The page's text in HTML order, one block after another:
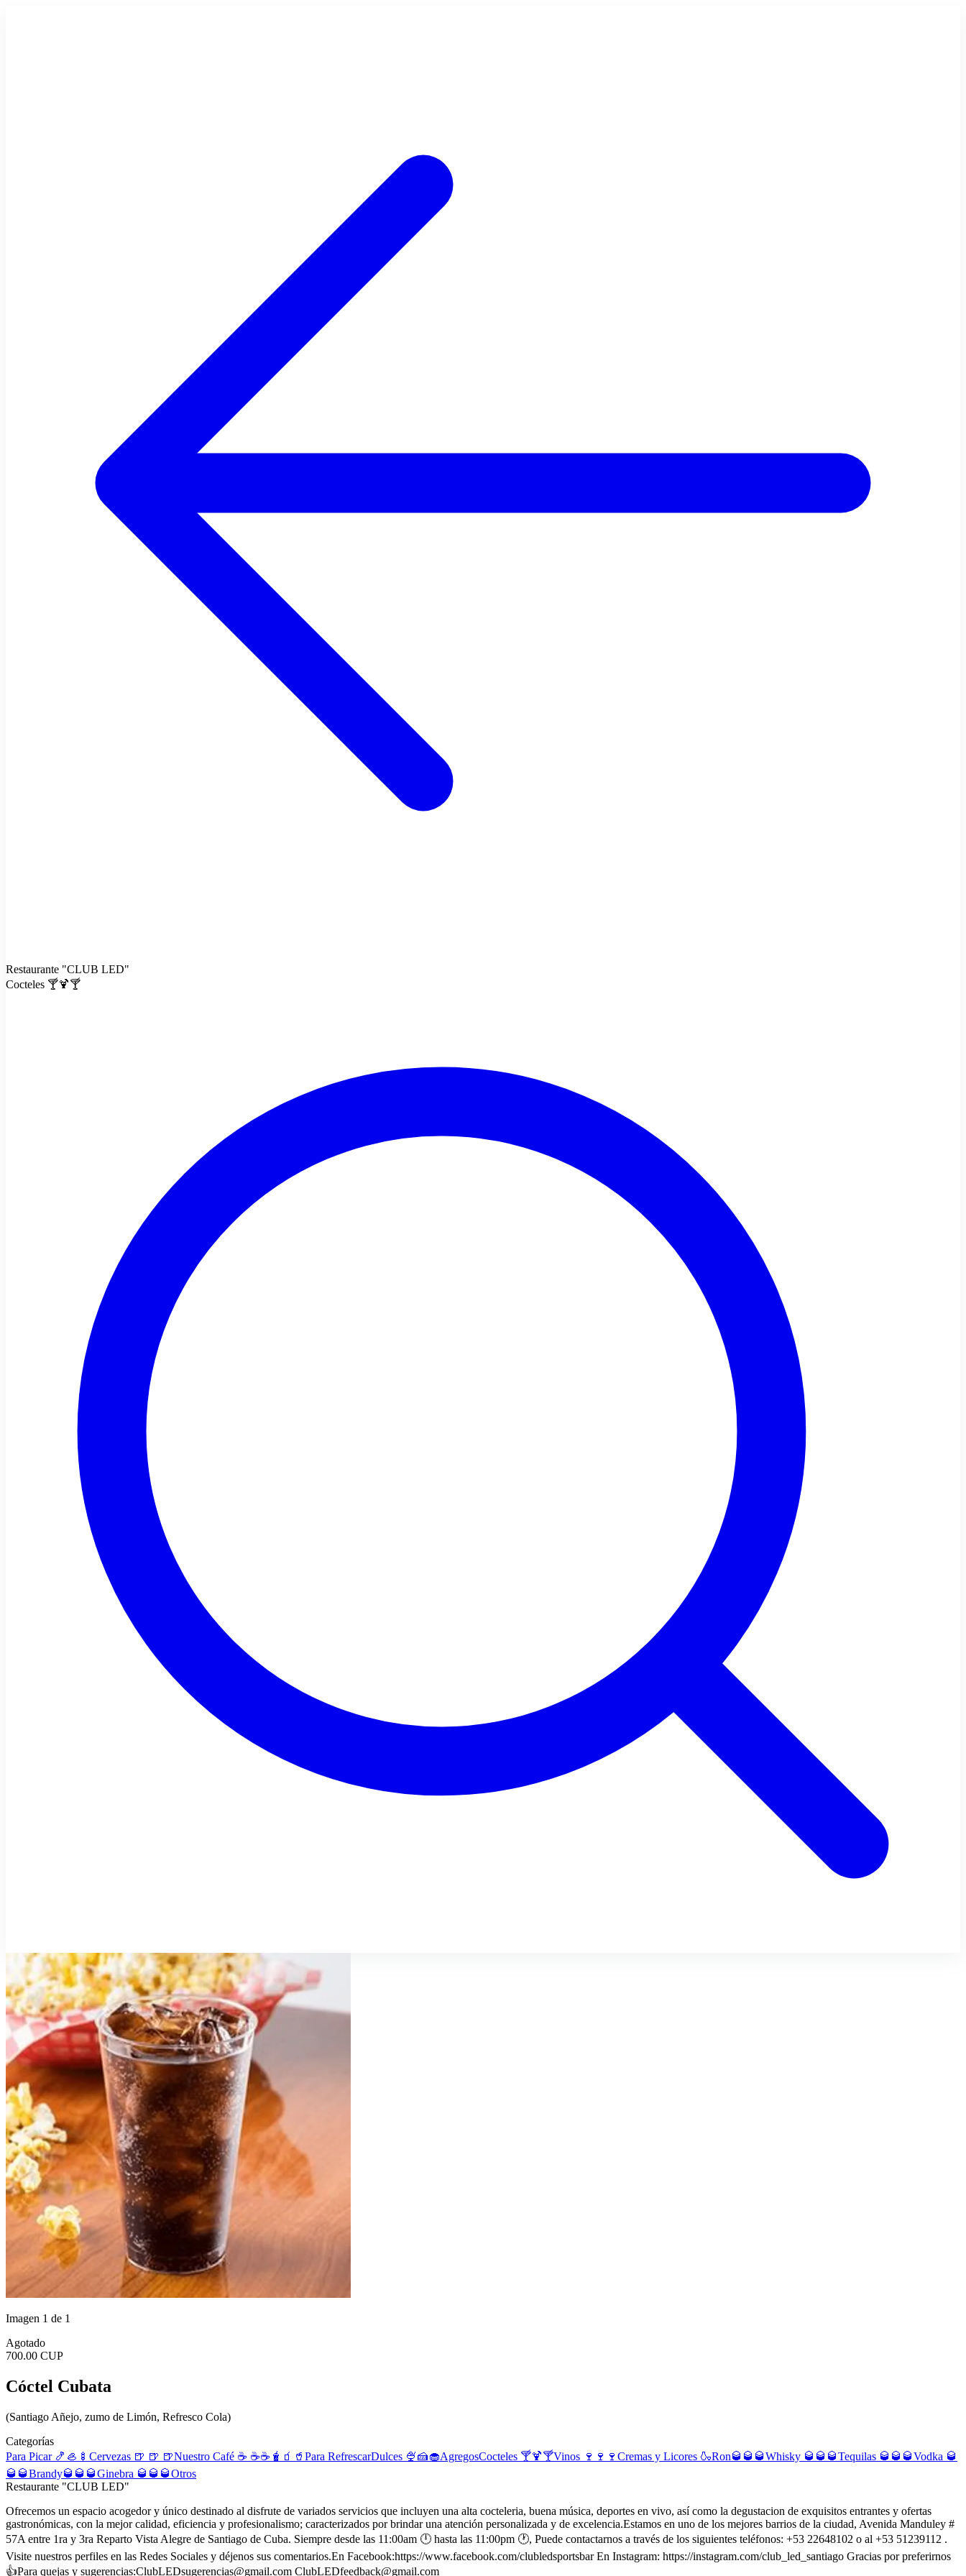
Restaurante "CLUB LED"
Cocteles 🍸🍹🍸
Imagen 1 de 1
Agotado
700.00 CUP
Cóctel Cubata
(Santiago Añejo, zumo de Limón, Refresco Cola)
Categorías
Para Picar 🍤🦪🍢 Cervezas 🍺 🍺 🍺Nuestro Café ☕️ ☕️☕️ 🧋🧃🥤Para RefrescarDulces 🍨🍰🧁AgregosCocteles 🍸🍹🍸Vinos 🍷🍷🍷 Cremas y Licores 🍶Ron🥃🥃🥃Whisky 🥃🥃🥃Tequilas 🥃🥃🥃Vodka 🥃
🥃🥃Brandy🥃🥃🥃Ginebra 🥃🥃🥃Otros
Restaurante "CLUB LED"
Ofrecemos un espacio acogedor y único destinado al disfrute de variados servicios que incluyen una alta cocteleria, buena música, deportes en vivo, así como la degustacion de exquisitos entrantes y ofertas
gastronómicas, con la mejor calidad, eficiencia y profesionalismo; caracterizados por brindar una atención personalizada y de excelencia.Estamos en uno de los mejores barrios de la ciudad, Avenida Manduley #
57A entre 1ra y 3ra Reparto Vista Alegre de Santiago de Cuba. Siempre desde las 11:00am 🕛 hasta las 11:00pm 🕐, Puede contactarnos a través de los siguientes teléfonos: +53 22648102 o al +53 51239112 .
Visite nuestros perfiles en las Redes Sociales y déjenos sus comentarios.En Facebook:https://www.facebook.com/clubledsportsbar En Instagram: https://instagram.com/club_led_santiago Gracias por preferirnos
👍Para quejas y sugerencias:ClubLEDsugerencias@gmail.com ClubLEDfeedback@gmail.com